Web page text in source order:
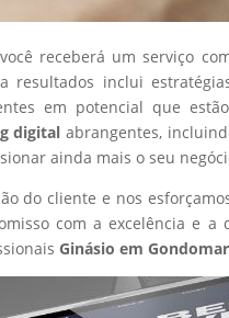
receberá um serviço
resultados inclui
em potencial que
digital abrangentes,
ainda mais o seu
do cliente e nos
com a excelência e
Ginásio em Gondomar